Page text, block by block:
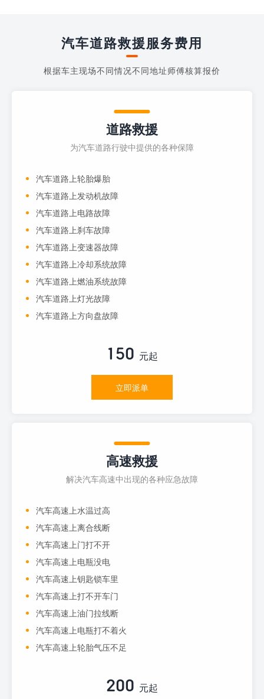
汽车道路救援服务费用
根据车主现场不同情况不同地址师傅核算报价
道路救援
为汽车道路行驶中提供的各种保障
汽车道路上轮胎爆胎
汽车道路上发动机故障
汽车道路上电路故障
汽车道路上刹车故障
汽车道路上变速器故障
汽车道路上冷却系统故障
汽车道路上燃油系统故障
汽车道路上灯光故障
汽车道路上方向盘故障
150 元起
立即派单
高速救援
解决汽车高速中出现的各种应急故障
汽车高速上水温过高
汽车高速上离合线断
汽车高速上门打不开
汽车高速上电瓶没电
汽车高速上钥匙锁车里
汽车高速上打不开车门
汽车高速上油门拉线断
汽车高速上电瓶打不着火
汽车高速上轮胎气压不足
200 元起